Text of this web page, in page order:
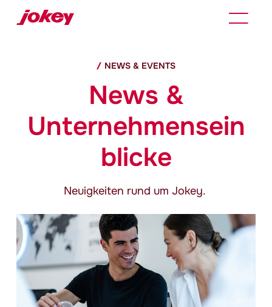
NEWS & EVENTS
News &
Unternehmensein
blicke
Neuigkeiten rund um Jokey.